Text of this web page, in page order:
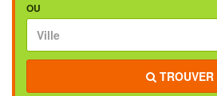
OU
TROUVER